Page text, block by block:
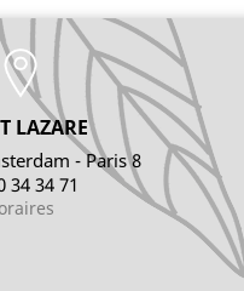
LAZARE
- Paris 8
34 34 71